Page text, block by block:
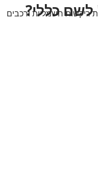
כללי?
ריקשות חשמליות ורכבים